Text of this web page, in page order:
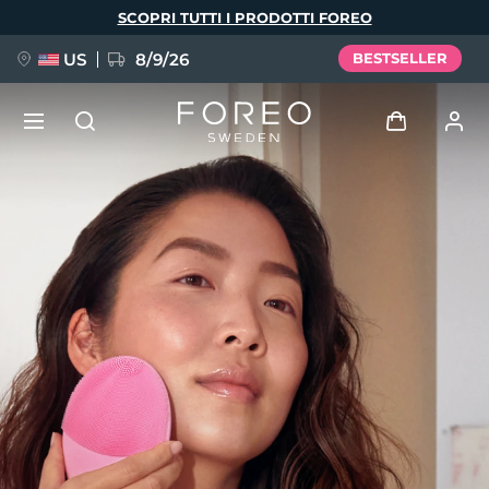
SCOPRI TUTTI I PRODOTTI FOREO
US 8/9/26 BESTSELLER
I miei dispositivi
I miei ordini
I miei indirizzi
I miei abbonamenti
NUOVO
FAQ™ Pure Beauty-Tech Elixir
BREAKING NEWS
issa™ Teeth Whitening Set
Lingua
English Deutsch
Español
Français
Italiano
Português
Polski
Svenska
Русский
Türkçe
简体中文 繁體中文